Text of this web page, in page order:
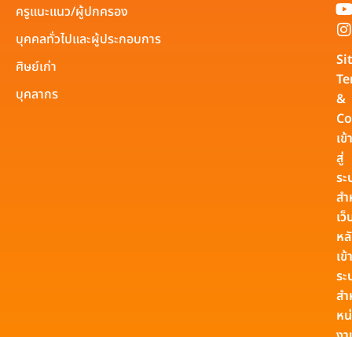
ครูแนะแนว/ผู้ปกครอง
บุคคลทั่วไปและผู้ประกอบการ
ศิษย์เก่า
บุคลากร
&
เข้า
สู่
ร
ส
เ
ห
เข้
ร
ส
ห